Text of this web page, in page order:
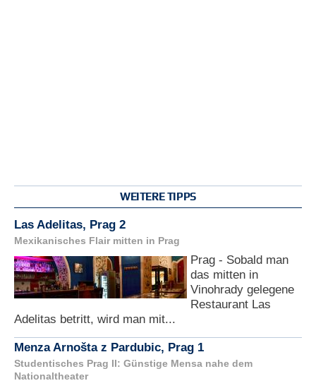
WEITERE TIPPS
Las Adelitas, Prag 2
Mexikanisches Flair mitten in Prag
Prag - Sobald man
das mitten in
Vinohrady gelegene
Restaurant Las
Adelitas betritt, wird man mit...
Menza Arnošta z Pardubic, Prag 1
Studentisches Prag II: Günstige Mensa nahe dem
Nationaltheater